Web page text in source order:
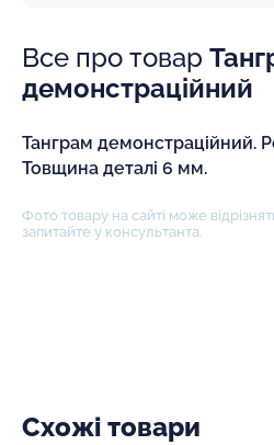
Все про товар
демонстраційний
Танграм демонстраційний.
Товщина деталі 6 мм.
Фото товару на сайті може
запитайте у консультанта.
Схожі товари